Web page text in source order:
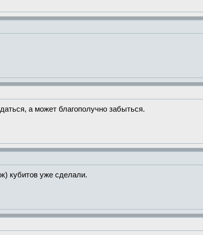
а может благополучно забыться.
кубитов уже сделали.